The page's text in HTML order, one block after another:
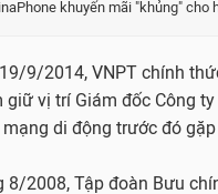
khuyến mãi "khủng" cho
9/2014, VNPT chính
giữ vị trí Giám đốc Công
di động trước đó
8/2008, Tập đoàn Bưu